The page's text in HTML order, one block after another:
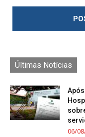
Últimas Notícias
06/